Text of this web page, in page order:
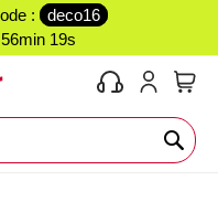
:
deco16
18s